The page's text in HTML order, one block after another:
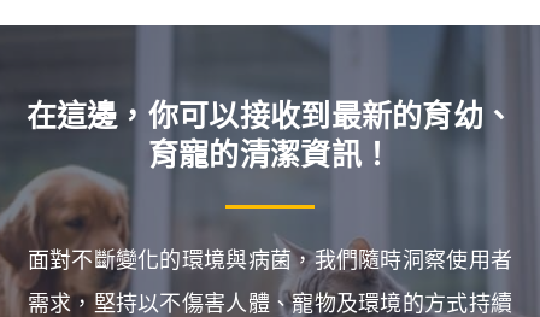
在這邊，你可以接收到最新的育幼、
育寵的清潔資訊！
面對不斷變化的環境與病菌，我們隨時洞察使用者
需求，堅持以不傷害人體、寵物及環境的方式持續